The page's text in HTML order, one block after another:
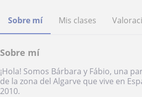
Sobre mí Mis clases
Sobre mí
¡Hola! Somos Bárbara y Fábio, una
de la zona del Algarve que vive en
2010.